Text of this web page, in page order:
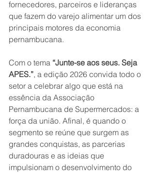
fornecedores, parceiros e lideranças
que fazem do varejo alimentar um dos
principais motores da economia
pernambucana.
Com o tema “Junte-se aos seus. Seja
APES.”, a edição 2026 convida todo o
setor a celebrar algo que está na
essência da Associação
Pernambucana de Supermercados: a
força da união. Afinal, é quando o
segmento se reúne que surgem as
grandes conquistas, as parcerias
duradouras e as ideias que
impulsionam o desenvolvimento do